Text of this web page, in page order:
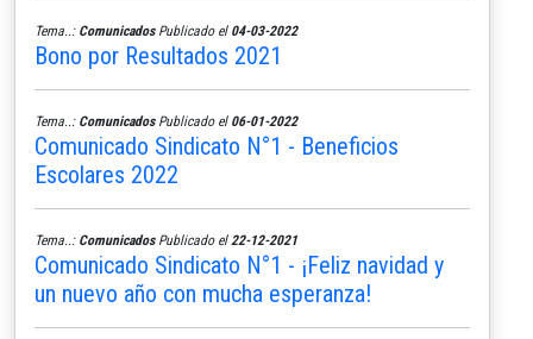
Tema..: ComunicadosPublicado el 04-03-2022
Bono por Resultados 2021
Tema..: ComunicadosPublicado el 06-01-2022
Comunicado Sindicato N°1 - Beneficios
Escolares 2022
Tema..: ComunicadosPublicado el 22-12-2021
Comunicado Sindicato N°1 - ¡Feliz navidad y
un nuevo año con mucha esperanza!